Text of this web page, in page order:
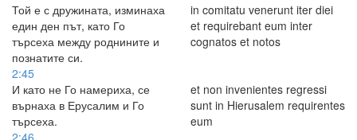
Той е с дружината, изминаха
един ден път, като Го
търсеха между роднините и
познатите си.
in comitatu venerunt iter diei
et requirebant eum inter
cognatos et notos
2:45
И като не Го намериха, се
върнаха в Ерусалим и Го
търсеха.
et non invenientes regressi
sunt in Hierusalem requirentes
eum
2:46